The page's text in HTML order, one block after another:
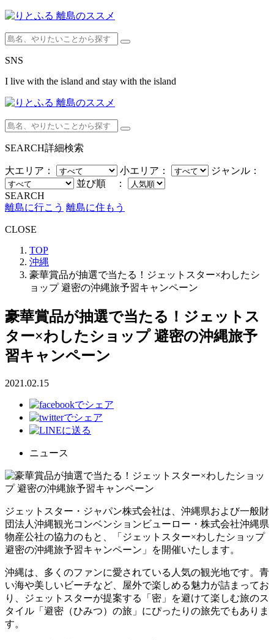
SNS
I live with the island and stay with the island
SEARCH詳細検索
大エリア： 小エリア：
ジャンル：
並び順 ：
SEARCH
離島に行こう 離島に住もう
CLOSE
TOP
沖縄
豪華賞品が抽選で当たる！ジェットスター×わしたシ
ョップ 避密の沖縄旅予習キャンペーン
豪華賞品が抽選で当たる！ジェットス
ター×わしたショップ 避密の沖縄旅予
習キャンペーン
2021.02.15
ニュース
ジェットスター・ジャパン株式会社は、沖縄県および一般財
団法人沖縄観光コンベンションビューロー・株式会社沖縄県
物産公社の協力のもと、「ジェットスター×わしたショップ
避密の沖縄旅予習キャンペーン」を開催いたします。
沖縄は、多くのファンに愛されている人気の観光地です。青
い海や美しいビーチなど、屋外で楽しめる魅力が詰まってお
り、ジェットスターが提案する「密」を避けて楽しむ旅のス
タイル「避密（ひみつ）の旅」にぴったりの旅先でもありま
す。